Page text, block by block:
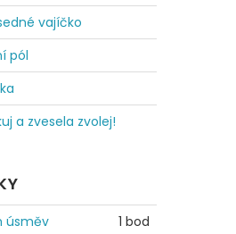
vajíčko
pól
a zvesela zvolej!
úsměv
1 bod